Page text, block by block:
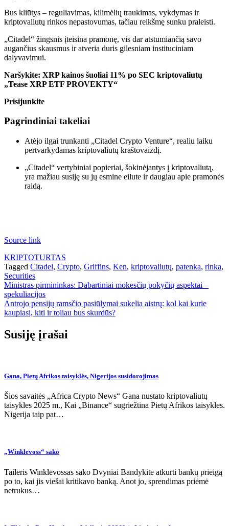
Bus kliūtys – reguliavimas, kilimėlių traukimas, vykdymas ir
kriptovaliutų rinkos nepastovumas, tačiau reikšmę sunku praleisti.
„Citadel“ žingsnis įteisina pramonę, vis dar atstumiančią savo
augančius skausmus ir atveria duris gilesniam instituciniam
dalyvavimui.
Naršykite: XRP kainos šuoliai 11% po SEC kriptovaliutų
„Tease XRP ETF PROVEKTY“
Prisijunkite
Pagrindiniai takeliai
Atėjo ilgai trunkanti „Citadel Crypto Venture“, realiu laiku
pertvarkydamas kriptovaliutų kraštovaizdį.
„Citadel“ vertybiniai popieriai, šokinėjantys į kriptovaliutą,
yra mažiau susiję su jų esmine eilute ir daugiau apie pramonės
raidą.
Source link
KRIPTOTURTAS
Tagged Citadel, Crypto, Griffins, Ken, kriptovaliutų, patenka, rinka,
Securities
Navigacija
tarp
įrašų
Ministras pirmininkas: Dabartiniai mokesčių pokyčių aspektai –
spekuliacijos
Antrojo pensijų ramsčio pasiūlymai sukelia aistrų: kol kai kurie
kaupiasi, kiti ir toliau bus skurdūs?
Susiję įrašai
Gana, Pietų Afrikos taisyklės, Nigerijos susidorojimas
Šios savaitės „Africa Crypto News“ Gana nustato kriptovaliutų
taisykles 2025 m., Kai „Binance“ sugriežtina Pietų Afrikos taisykles.
Nigerija taip pat…
„Winklevoss“ sako
Taileris Winklevossas sako Dvyniai Bandykite atkurti bankų prieigą
po to, kai jis viešai kritikavo banką. Anot jo, sprendimas priėmė
netrukus…